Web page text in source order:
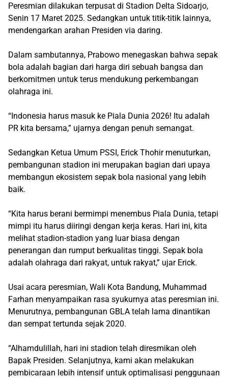
Peresmian dilakukan terpusat di Stadion Delta Sidoarjo,
Senin 17 Maret 2025. Sedangkan untuk titik-titik lainnya,
mendengarkan arahan Presiden via daring.
Dalam sambutannya, Prabowo menegaskan bahwa sepak
bola adalah bagian dari harga diri sebuah bangsa dan
berkomitmen untuk terus mendukung perkembangan
olahraga ini.
“Indonesia harus masuk ke Piala Dunia 2026! Itu adalah
PR kita bersama,” ujarnya dengan penuh semangat.
Sedangkan Ketua Umum PSSI, Erick Thohir menuturkan,
pembangunan stadion ini merupakan bagian dari upaya
membangun ekosistem sepak bola nasional yang lebih
baik.
“Kita harus berani bermimpi menembus Piala Dunia, tetapi
mimpi itu harus diiringi dengan kerja keras. Hari ini, kita
melihat stadion-stadion yang luar biasa dengan
penerangan dan rumput berkualitas tinggi. Sepak bola
adalah olahraga dari rakyat, untuk rakyat,” ujar Erick.
Usai acara peresmian, Wali Kota Bandung, Muhammad
Farhan menyampaikan rasa syukurnya atas peresmian ini.
Menurutnya, pembangunan GBLA telah lama dinantikan
dan sempat tertunda sejak 2020.
“Alhamdulillah, hari ini stadion telah diresmikan oleh
Bapak Presiden. Selanjutnya, kami akan melakukan
pembicaraan lebih intensif untuk optimalisasi penggunaan